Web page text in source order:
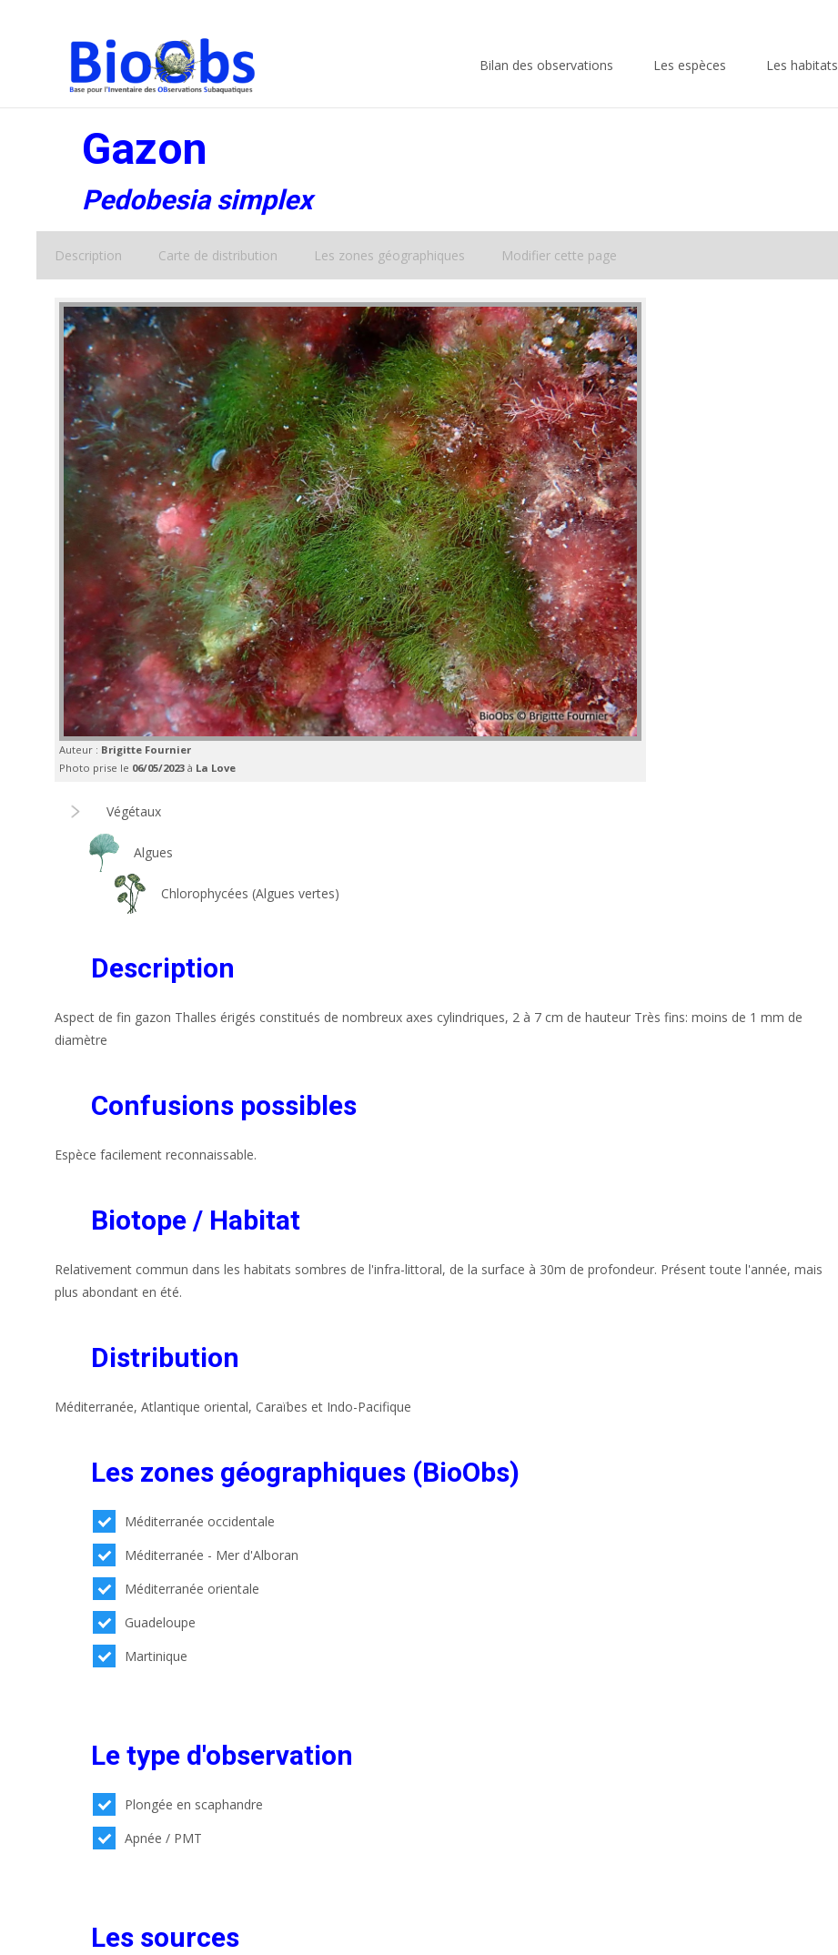
Bilan des observations Les espèces Les habitats
Gazon
Pedobesia simplex
Description Carte de distribution Les zones géographiques Modifier cette page
Auteur : Brigitte Fournier
Photo prise le 06/05/2023 à La Love
Végétaux
Algues
Chlorophycées (Algues vertes)
Description
Aspect de fin gazon Thalles érigés constitués de nombreux axes cylindriques, 2 à 7 cm de hauteur Très fins: moins de 1 mm de
diamètre
Confusions possibles
Espèce facilement reconnaissable.
Biotope / Habitat
Relativement commun dans les habitats sombres de l'infra-littoral, de la surface à 30m de profondeur. Présent toute l'année, mais
plus abondant en été.
Distribution
Méditerranée, Atlantique oriental, Caraïbes et Indo-Pacifique
Les zones géographiques (BioObs)
Méditerranée occidentale
Méditerranée - Mer d'Alboran
Méditerranée orientale
Guadeloupe
Martinique
Le type d'observation
Plongée en scaphandre
Apnée / PMT
Les sources